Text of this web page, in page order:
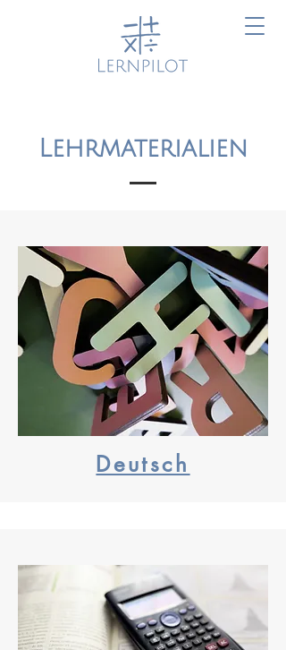
Lehrmaterialien
Deutsch